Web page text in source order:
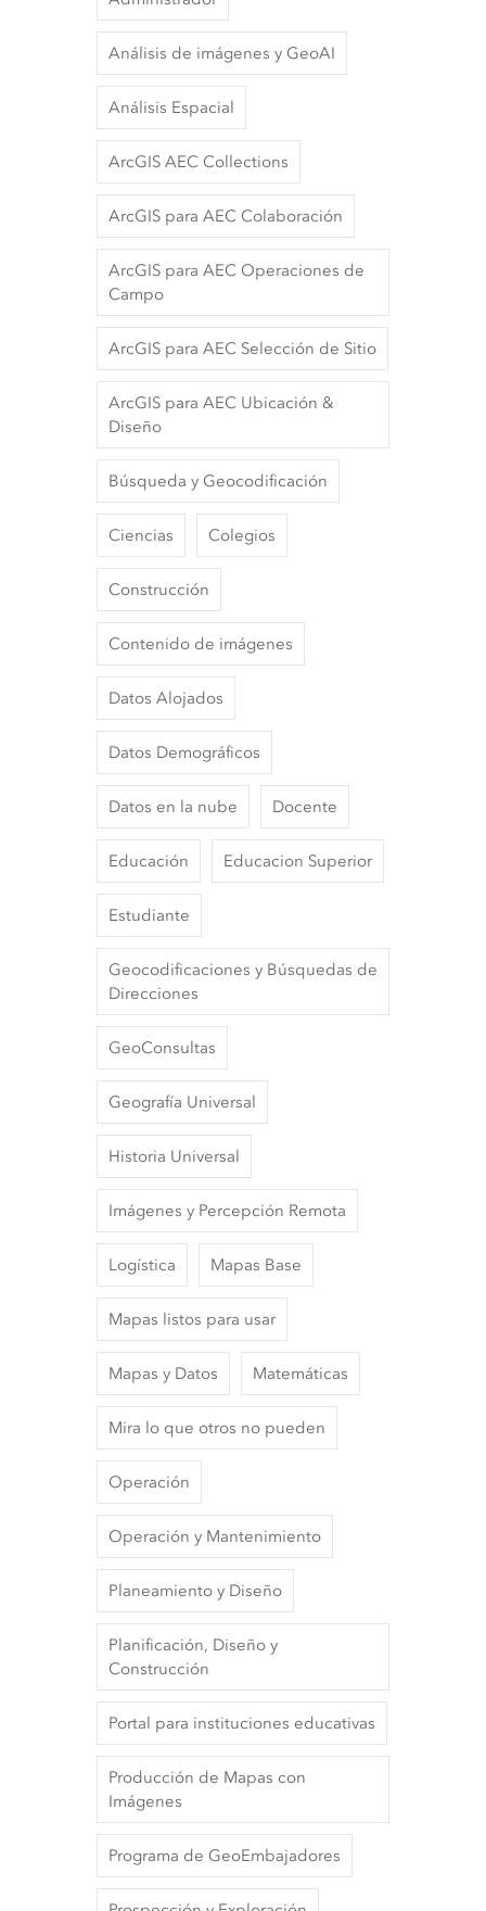
Análisis de imágenes y GeoAI
Análisis Espacial
ArcGIS AEC Collections
ArcGIS para AEC Colaboración
ArcGIS para AEC Operaciones de
Campo
ArcGIS para AEC Selección de Sitio
ArcGIS para AEC Ubicación &
Diseño
Búsqueda y Geocodificación
Ciencias Colegios
Construcción
Contenido de imágenes
Datos Alojados
Datos Demográficos
Datos en la nube Docente
Educación Educacion Superior
Estudiante
Geocodificaciones y Búsquedas de
Direcciones
GeoConsultas
Geografía Universal
Historia Universal
Imágenes y Percepción Remota
Logística Mapas Base
Mapas listos para usar
Mapas y Datos Matemáticas
Mira lo que otros no pueden
Operación
Operación y Mantenimiento
Planeamiento y Diseño
Planificación, Diseño y
Construcción
Portal para instituciones educativas
Producción de Mapas con
Imágenes
Programa de GeoEmbajadores